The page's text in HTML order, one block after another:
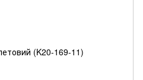
(K20-169-11)